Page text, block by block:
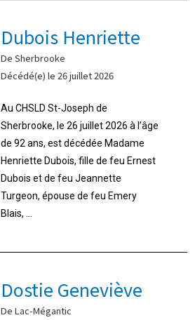
Dubois Henriette
De Sherbrooke
Décédé(e) le 26 juillet 2026
Au CHSLD St-Joseph de
Sherbrooke, le 26 juillet 2026 à l’âge
de 92 ans, est décédée Madame
Henriette Dubois, fille de feu Ernest
Dubois et de feu Jeannette
Turgeon, épouse de feu Emery
Blais, ...
Dostie Geneviève
De Lac-Mégantic